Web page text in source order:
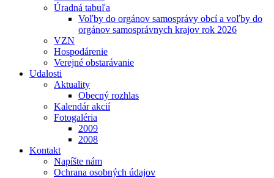
Úradná tabuľa
Voľby do orgánov samosprávy obcí a voľby do
orgánov samosprávnych krajov rok 2026
VZN
Hospodárenie
Verejné obstarávanie
Udalosti
Aktuality
Obecný rozhlas
Kalendár akcií
Fotogaléria
2009
2008
Kontakt
Napíšte nám
Ochrana osobných údajov